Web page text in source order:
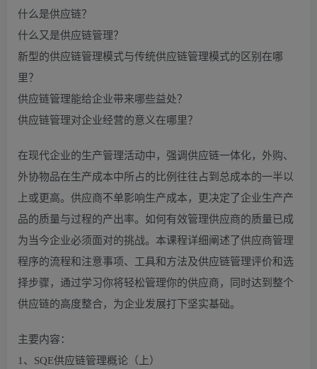
什么是供应链？
什么又是供应链管理？
新型的供应链管理模式与传统供应链管理模式的区别在哪
里？
供应链管理能给企业带来哪些益处？
供应链管理对企业经营的意义在哪里？
在现代企业的生产管理活动中，强调供应链一体化，外购、
外协物品在生产成本中所占的比例往往占到总成本的一半以
上或更高。供应商不单影响生产成本，更决定了企业生产产
品的质量与过程的产出率。如何有效管理供应商的质量已成
为当今企业必须面对的挑战。本课程详细阐述了供应商管理
程序的流程和注意事项、工具和方法及供应链管理评价和选
择步骤，通过学习你将轻松管理你的供应商，同时达到整个
供应链的高度整合，为企业发展打下坚实基础。
主要内容：
1、SQE供应链管理概论（上）